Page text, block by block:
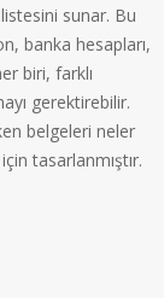
sunar. Bu
banka hesapları,
biri, farklı
gerektirebilir.
belgeleri neler
tasarlanmıştır.